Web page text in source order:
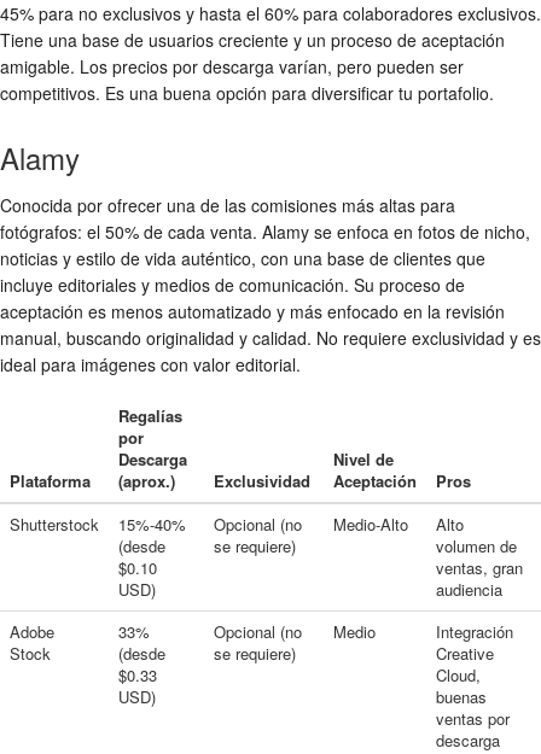
45% para no exclusivos y hasta el 60% para colaboradores exclusivos.
Tiene una base de usuarios creciente y un proceso de aceptación
amigable. Los precios por descarga varían, pero pueden ser
competitivos. Es una buena opción para diversificar tu portafolio.
Alamy
Conocida por ofrecer una de las comisiones más altas para
fotógrafos: el 50% de cada venta. Alamy se enfoca en fotos de nicho,
noticias y estilo de vida auténtico, con una base de clientes que
incluye editoriales y medios de comunicación. Su proceso de
aceptación es menos automatizado y más enfocado en la revisión
manual, buscando originalidad y calidad. No requiere exclusividad y es
ideal para imágenes con valor editorial.
Plataforma
Regalías
por
Descarga
(aprox.)
Exclusividad
Nivel de
Aceptación
Pros
Shutterstock
15%-40%
(desde
$0.10
USD)
Opcional (no
se requiere)
Medio-Alto
Alto
volumen de
ventas, gran
audiencia
Adobe
Stock
33%
(desde
$0.33
USD)
Opcional (no
se requiere)
Medio
Integración
Creative
Cloud,
buenas
ventas por
descarga